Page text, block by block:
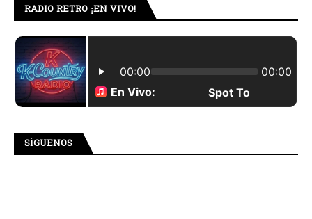
RADIO RETRO ¡EN VIVO!
SÍGUENOS